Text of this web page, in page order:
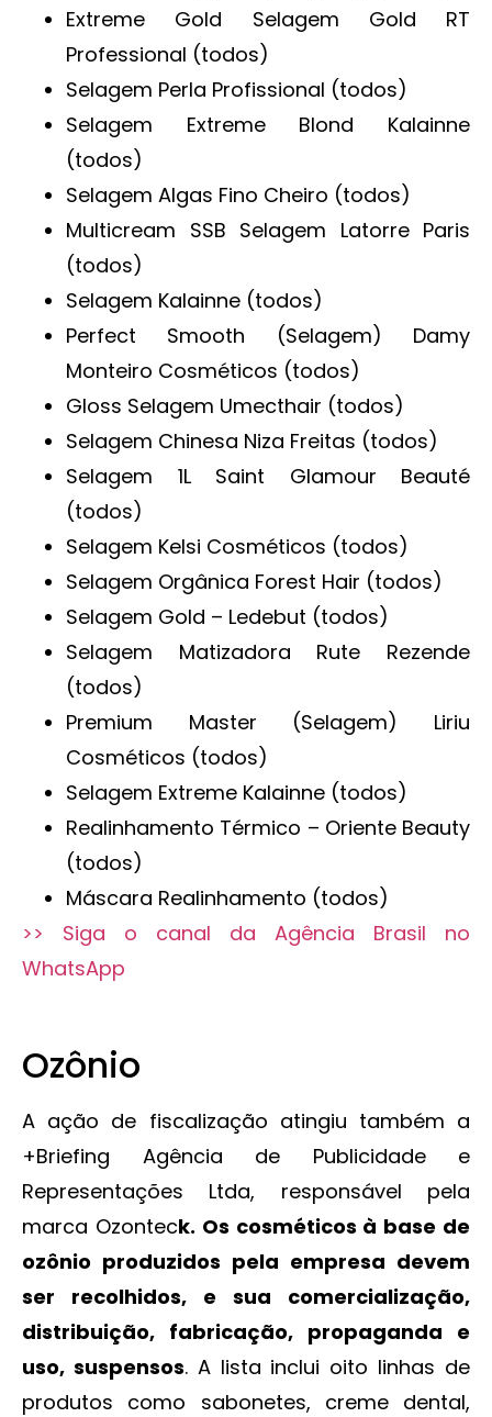
Extreme Gold Selagem Gold RT
Professional (todos)
Selagem Perla Profissional (todos)
Selagem Extreme Blond Kalainne
(todos)
Selagem Algas Fino Cheiro (todos)
Multicream SSB Selagem Latorre Paris
(todos)
Selagem Kalainne (todos)
Perfect Smooth (Selagem) Damy
Monteiro Cosméticos (todos)
Gloss Selagem Umecthair (todos)
Selagem Chinesa Niza Freitas (todos)
Selagem 1L Saint Glamour Beauté
(todos)
Selagem Kelsi Cosméticos (todos)
Selagem Orgânica Forest Hair (todos)
Selagem Gold – Ledebut (todos)
Selagem Matizadora Rute Rezende
(todos)
Premium Master (Selagem) Liriu
Cosméticos (todos)
Selagem Extreme Kalainne (todos)
Realinhamento Térmico – Oriente Beauty
(todos)
Máscara Realinhamento (todos)
>> Siga o canal da Agência Brasil no
WhatsApp
Ozônio
A ação de fiscalização atingiu também a
+Briefing Agência de Publicidade e
Representações Ltda, responsável pela
marca Ozonteck. Os cosméticos à base de
ozônio produzidos pela empresa devem
ser recolhidos, e sua comercialização,
distribuição, fabricação, propaganda e
uso, suspensos. A lista inclui oito linhas de
produtos como sabonetes, creme dental,